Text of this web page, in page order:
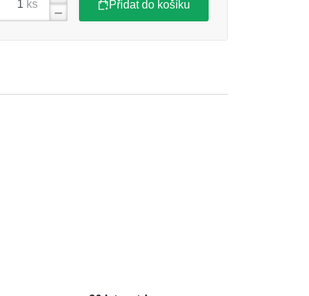
ks Přidat do košíku